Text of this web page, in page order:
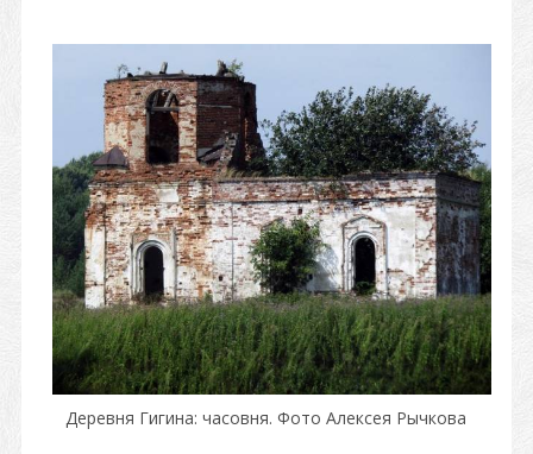
Деревня Гигина: часовня. Фото Алексея Рычкова